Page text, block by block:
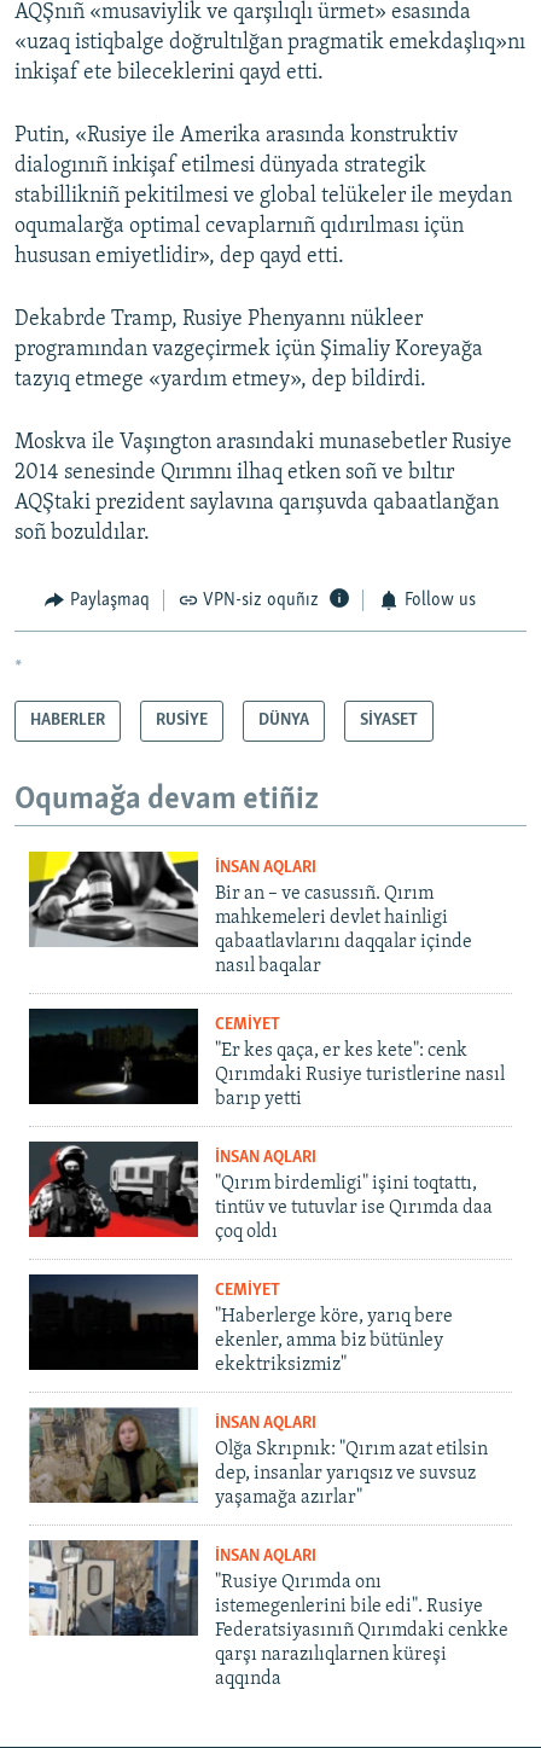
AQŞnıñ «musaviylik ve qarşılıqlı ürmet» esasında
«uzaq istiqbalge doğrultılğan pragmatik emekdaşlıq»nı
inkişaf ete bileceklerini qayd etti.
Putin, «Rusiye ile Amerika arasında konstruktiv
dialogınıñ inkişaf etilmesi dünyada strategik
stabillikniñ pekitilmesi ve global telükeler ile meydan
oqumalarğa optimal cevaplarnıñ qıdırılması içün
hususan emiyetlidir», dep qayd etti.
Dekabrde Tramp, Rusiye Phenyannı nükleer
programından vazgeçirmek içün Şimaliy Koreyağa
tazyıq etmege «yardım etmey», dep bildirdi.
Moskva ile Vaşıngton arasındaki munasebetler Rusiye
2014 senesinde Qırımnı ilhaq etken soñ ve bıltır
AQŞtaki prezident saylavına qarışuvda qabaatlanğan
soñ bozuldılar.
Paylaşmaq VPN-siz oquñız Follow us
*
HABERLER RUSİYE DÜNYA SİYASET
Oqumağa devam etiñiz
İNSAN AQLARI
Bir an – ve casussıñ. Qırım
mahkemeleri devlet hainligi
qabaatlavlarını daqqalar içinde
nasıl baqalar
CEMİYET
"Er kes qaça, er kes kete": cenk
Qırımdaki Rusiye turistlerine nasıl
barıp yetti
İNSAN AQLARI
"Qırım birdemligi" işini toqtattı,
tintüv ve tutuvlar ise Qırımda daa
çoq oldı
CEMİYET
"Haberlerge köre, yarıq bere
ekenler, amma biz bütünley
ekektriksizmiz"
İNSAN AQLARI
Olğa Skrıpnık: "Qırım azat etilsin
dep, insanlar yarıqsız ve suvsuz
yaşamağa azırlar"
İNSAN AQLARI
"Rusiye Qırımda onı
istemegenlerini bile edi". Rusiye
Federatsiyasınıñ Qırımdaki cenkke
qarşı narazılıqlarnen küreşi
aqqında